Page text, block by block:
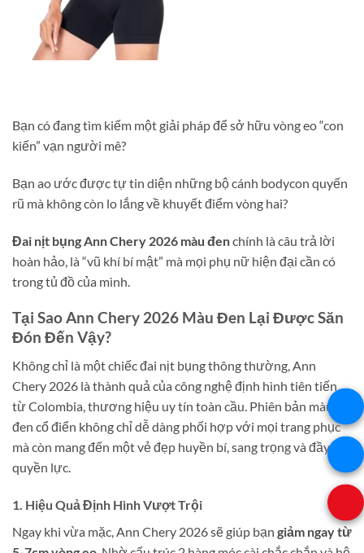
Bạn có đang tìm kiếm một giải pháp để sở hữu vòng eo “con
kiến” vạn người mê?
Bạn ao ước được tự tin diện những bộ cánh bodycon quyến
rũ mà không còn lo lắng về khuyết điểm vòng hai?
Đai nịt bụng Ann Chery 2026 màu đenchính là câu trả lời
hoàn hảo, là “vũ khí bí mật” mà mọi phụ nữ hiện đại cần có
trong tủ đồ của mình.
Tại Sao Ann Chery 2026 Màu Đen Lại Được Săn
Đón Đến Vậy?
Không chỉ là một chiếc đai nịt bụng thông thường, Ann
Chery 2026 là thành quả của công nghệ định hình tiên tiến
từ Colombia, thương hiệu uy tín toàn cầu. Phiên bản màu
đen cổ điển không chỉ dễ dàng phối hợp với mọi trang phục
mà còn mang đến một vẻ đẹp huyền bí, sang trọng và đầy
quyền lực.
1. Hiệu Quả Định Hình Vượt Trội
Ngay khi vừa mặc, Ann Chery 2026 sẽ giúp bạn giảm ngay từ